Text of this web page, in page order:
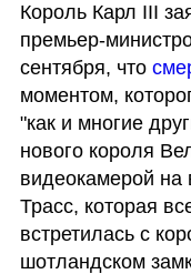
Король Карл III
премьер-
сентября, что
моментом,
"как и многие
нового короля
видеокамерой на
Трасс, которая
встретилась с
шотландском